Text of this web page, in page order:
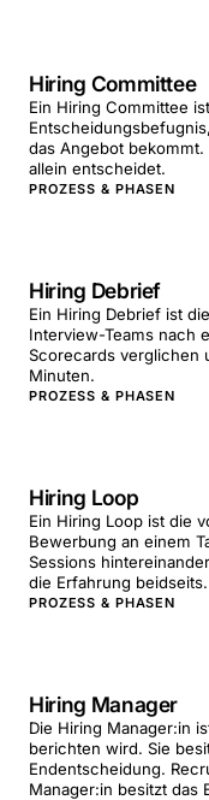
Hiring Committee
Ein Hiring Committee
das Angebot
allein entscheidet.
PROZESS & PHASEN
Hiring Debrief
Ein Hiring Debrief ist
Interview-Teams nach
Scorecards verglichen
Minuten.
PROZESS & PHASEN
Hiring Loop
Ein Hiring Loop ist die
Bewerbung an einem
Sessions
die Erfahrung beidseits.
PROZESS & PHASEN
Hiring Manager
Die Hiring Manager:in
berichten wird. Sie
Endentscheidung.
Manager:in besitzt das